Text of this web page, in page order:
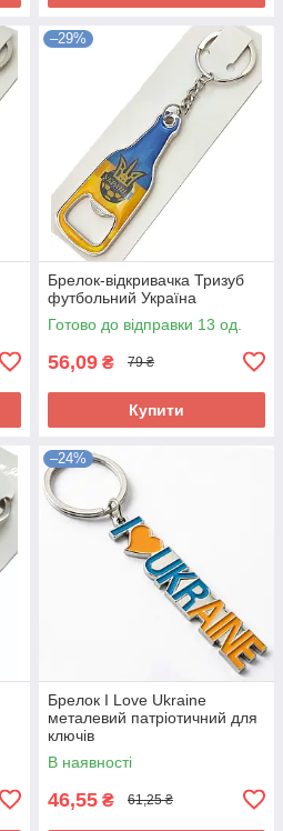
–29%
Брелок-відкривачка Тризуб
футбольний Україна
Готово до відправки 13 од.
56,09 ₴ 79 ₴
Купити
–24%
Брелок I Love Ukraine
металевий патріотичний для
ключів
В наявності
46,55 ₴ 61,25 ₴